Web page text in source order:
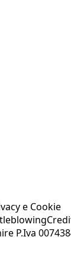
e Cookie
P.Iva